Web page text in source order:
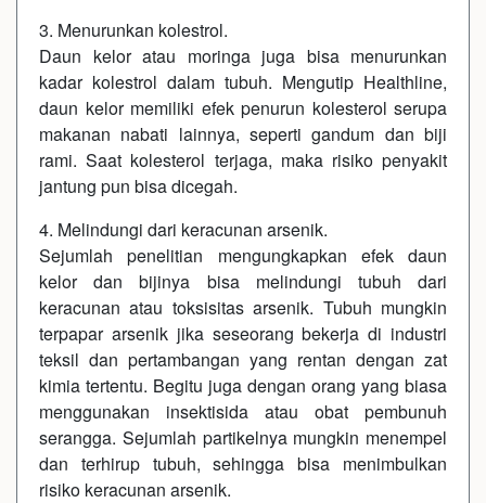
3. Menurunkan kolestrol.
Daun kelor atau moringa juga bisa menurunkan
kadar kolestrol dalam tubuh. Mengutip Healthline,
daun kelor memiliki efek penurun kolesterol serupa
makanan nabati lainnya, seperti gandum dan biji
rami. Saat kolesterol terjaga, maka risiko penyakit
jantung pun bisa dicegah.
4. Melindungi dari keracunan arsenik.
Sejumlah penelitian mengungkapkan efek daun
kelor dan bijinya bisa melindungi tubuh dari
keracunan atau toksisitas arsenik. Tubuh mungkin
terpapar arsenik jika seseorang bekerja di industri
teksil dan pertambangan yang rentan dengan zat
kimia tertentu. Begitu juga dengan orang yang biasa
menggunakan insektisida atau obat pembunuh
serangga. Sejumlah partikelnya mungkin menempel
dan terhirup tubuh, sehingga bisa menimbulkan
risiko keracunan arsenik.